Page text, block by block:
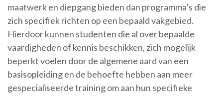
maatwerk en diepgang bieden dan programma’s die
zich specifiek richten op een bepaald vakgebied.
Hierdoor kunnen studenten die al over bepaalde
vaardigheden of kennis beschikken, zich mogelijk
beperkt voelen door de algemene aard van een
basisopleiding en de behoefte hebben aan meer
gespecialiseerde training om aan hun specifieke